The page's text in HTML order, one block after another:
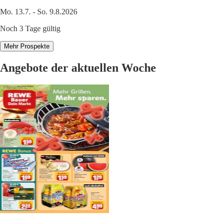
Mo. 13.7. - So. 9.8.2026
Noch 3 Tage gültig
Mehr Prospekte
Angebote der aktuellen Woche